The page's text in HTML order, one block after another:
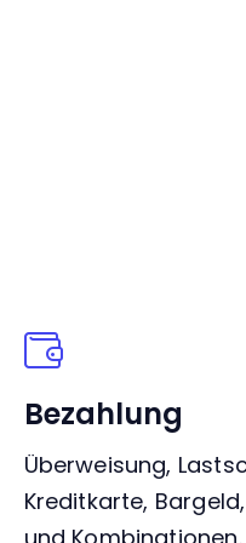
Bezahlung
Überweisung,
Kreditkarte,